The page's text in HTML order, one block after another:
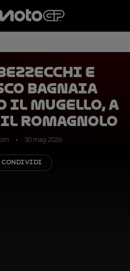
e
Bagnaia
il Mugello, a
romagnolo
30 mag 2026
CONDIVIDI